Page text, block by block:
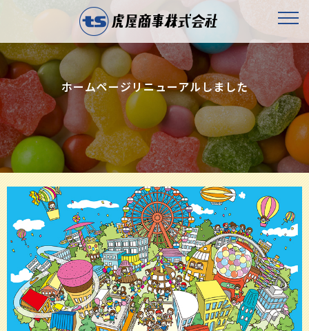
ホームページリニューアルしました